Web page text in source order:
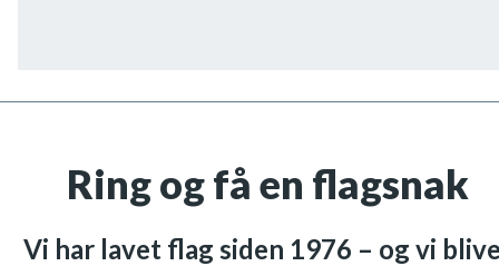
Ring og få en flagsnak
Vi har lavet flag siden 1976 – og vi